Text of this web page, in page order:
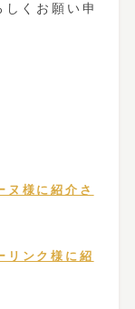
くお願い申
ヌ様に紹介さ
リンク様に紹